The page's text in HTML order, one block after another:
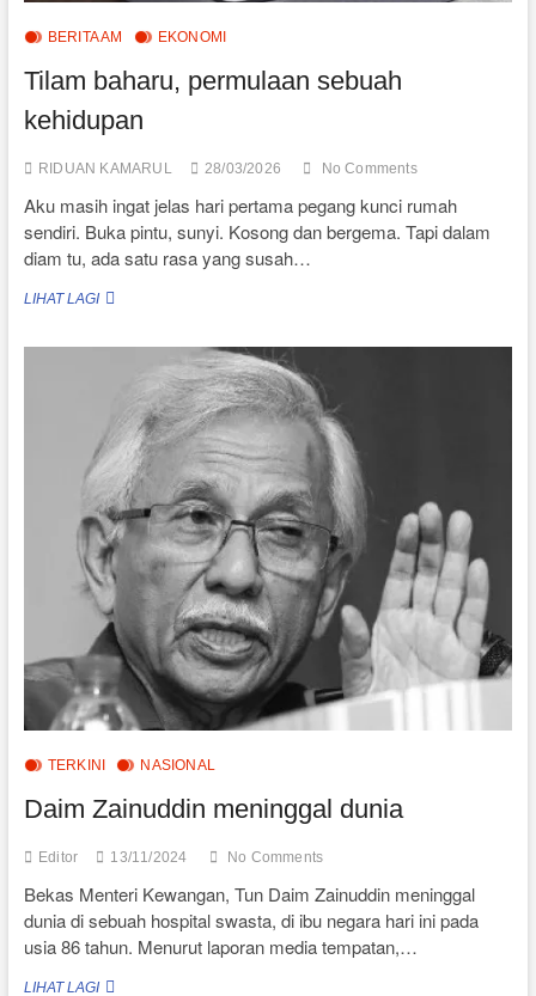
BERITA AM EKONOMI
Tilam baharu, permulaan sebuah
kehidupan
RIDUAN KAMARUL 28/03/2026 No Comments
Aku masih ingat jelas hari pertama pegang kunci rumah
sendiri. Buka pintu, sunyi. Kosong dan bergema. Tapi dalam
diam tu, ada satu rasa yang susah…
LIHAT LAGITILAM
KEHIDUPAN
TERKINI NASIONAL
Daim Zainuddin meninggal dunia
Editor 13/11/2024 No Comments
Bekas Menteri Kewangan, Tun Daim Zainuddin meninggal
dunia di sebuah hospital swasta, di ibu negara hari ini pada
usia 86 tahun. Menurut laporan media tempatan,…
LIHAT LAGIDAIM